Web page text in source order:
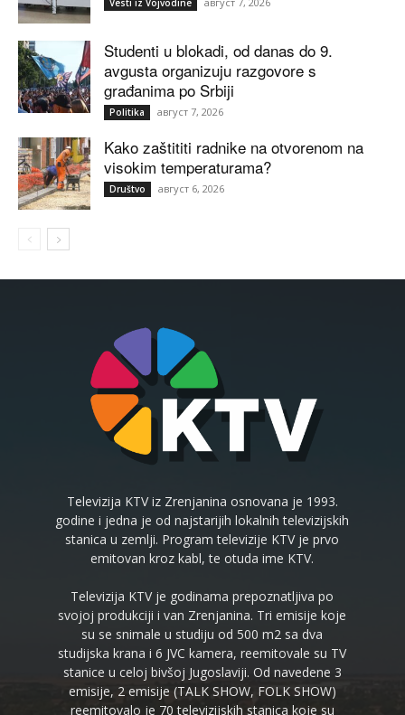
Vesti iz Vojvodine
Studenti u blokadi, od danas do 9.
avgusta organizuju razgovore s
građanima po Srbiji
Politika август 7, 2026
Kako zaštititi radnike na otvorenom na
visokim temperaturama?
Društvo август 6, 2026
Televizija KTV iz Zrenjanina osnovana je 1993.
godine i jedna je od najstarijih lokalnih televizijskih
stanica u zemlji. Program televizije KTV je prvo
emitovan kroz kabl, te otuda ime KTV.
Televizija KTV je godinama prepoznatljiva po
svojoj produkciji i van Zrenjanina. Tri emisije koje
su se snimale u studiju od 500 m2 sa dva
studijska krana i 6 JVC kamera, reemitovale su TV
stanice u celoj bivšoj Jugoslaviji. Od navedene 3
emisije, 2 emisije (TALK SHOW, FOLK SHOW)
reemitovalo je 70 televizijskih stanica koje su